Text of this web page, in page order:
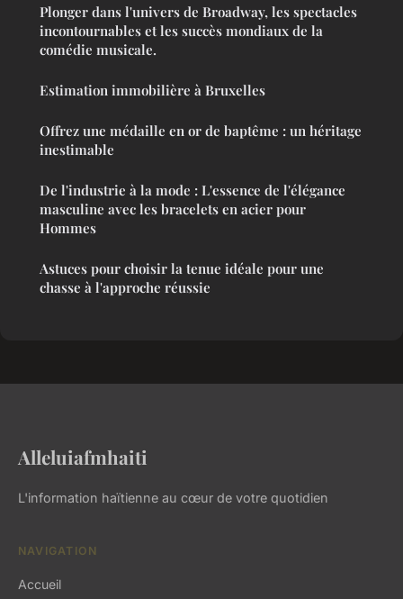
Plonger dans l'univers de Broadway, les spectacles
incontournables et les succès mondiaux de la
comédie musicale.
Estimation immobilière à Bruxelles
Offrez une médaille en or de baptême : un héritage
inestimable
De l'industrie à la mode : L'essence de l'élégance
masculine avec les bracelets en acier pour
Hommes
Astuces pour choisir la tenue idéale pour une
chasse à l'approche réussie
Alleluiafmhaiti
L'information haïtienne au cœur de votre quotidien
NAVIGATION
Accueil